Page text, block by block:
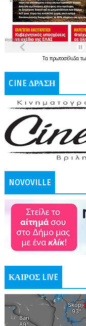
Τα πρωτοσέλιδα
CINE ΔΡΑΣΗ
NOVOVILLE
ΚΑΙΡΟΣ LIVE